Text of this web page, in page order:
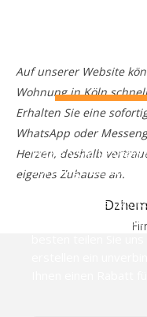
Auf unserer Website
Wohnung in Köln
Erhalten Sie eine
WhatsApp oder
Herzen, deshalb
eigenes Zuhause an.
Haben Sie Fragen
sofortige Beratung?
Füllen Sie bitte das
melden uns